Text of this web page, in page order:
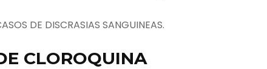
DE DISCRASIAS SANGUINEAS.
CLOROQUINA